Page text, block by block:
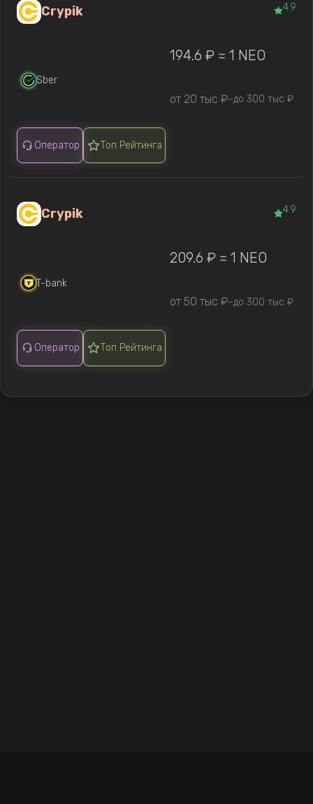
Crypik 4.9
Sber
194.6 ₽ ≈ 1 NEO
от 20 тыс ₽—до 300 тыс ₽
Оператор Топ Рейтинга
Crypik 4.9
T-bank
209.6 ₽ ≈ 1 NEO
от 50 тыс ₽—до 300 тыс ₽
Оператор Топ Рейтинга